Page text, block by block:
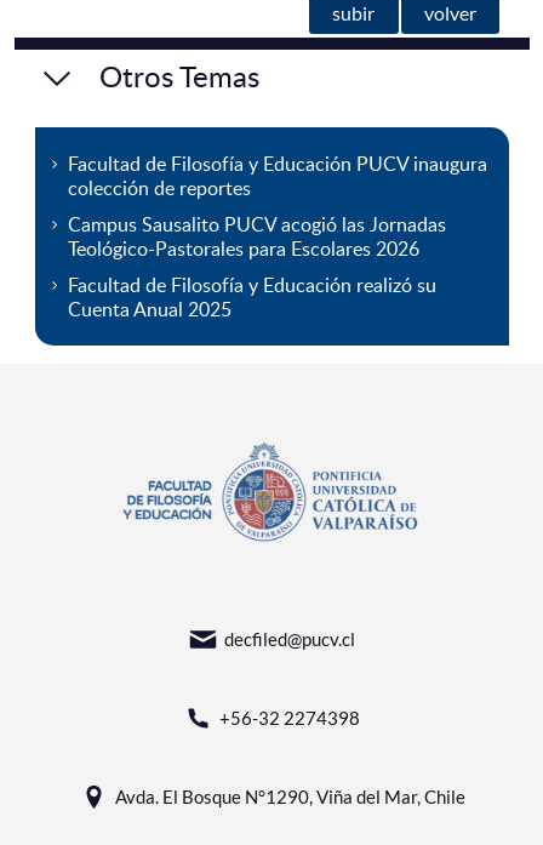
subir volver
Otros Temas
Facultad de Filosofía y Educación PUCV inaugura
colección de reportes
Campus Sausalito PUCV acogió las Jornadas
Teológico-Pastorales para Escolares 2026
Facultad de Filosofía y Educación realizó su
Cuenta Anual 2025
decfiled@pucv.cl
+56-32 2274398
Avda. El Bosque N°1290, Viña del Mar, Chile